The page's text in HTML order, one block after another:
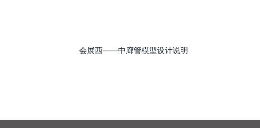
会展西——中廊管模型设计说明